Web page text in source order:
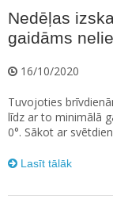
Nedēļas
gaidāms
16/10/2020
Tuvojoties
līdz ar to minimālā
0°. Sākot ar
Lasīt tālāk